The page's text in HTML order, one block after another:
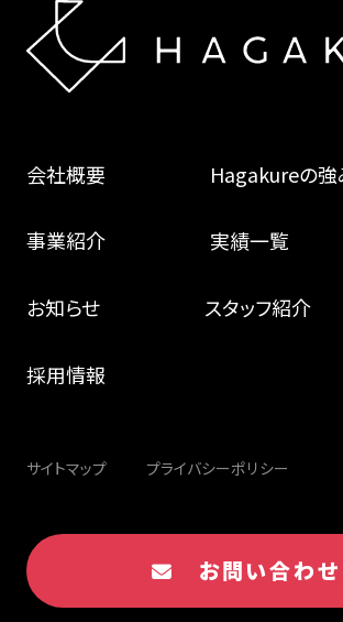
会社概要 Hagakureの強
事業紹介 実績一覧
お知らせ スタッフ紹介
採用情報
サイトマップ プライバシーポリシー
お問い合わせ